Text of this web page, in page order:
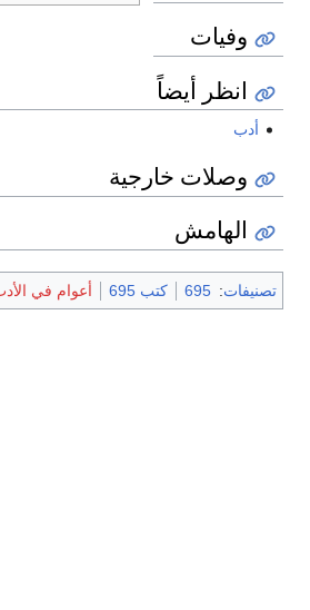
وفيات
انظر أيضاً
أدب
وصلات خارجية
الهامش
تصنيفات:
695 كتب 695 أعوام في